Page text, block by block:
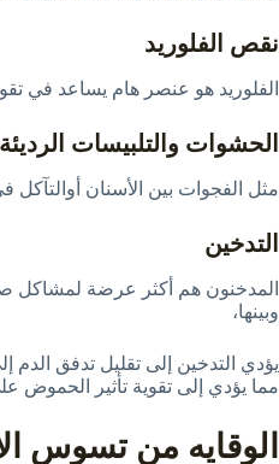
نقص الفلوريد
الفلوريد هو عنصر هام يساعد في
الحشوات والتلبيسات
مثل الفجوات بين الأسنان أوالتآكل
التدخين
المدخنون هم أكثر عرضة لمشاكل
وبينها،
يؤدي التدخين إلى تقليل تدفق الدم
مما يؤدي إلى تقوية تأثير الحموض
الوقايه من تسوس